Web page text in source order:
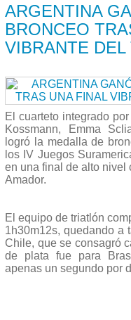
ARGENTINA
BRONCEO
VIBRANTE
El cuarteto integrado
Kossmann, Emma
logró la medalla de
los IV Juegos
en una final de alto nivel
Amador.
El equipo de triatlón
1h30m12s, quedando a
Chile, que se consagró
de plata fue para
apenas un segundo por